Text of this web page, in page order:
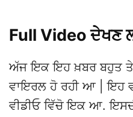
Full Video ਦੇਖਣ
ਅੱਜ ਇਕ ਇਹ ਖ਼ਬਰ ਬਹੁਤ
ਵਾਇਰਲ ਹੋ ਰਹੀ ਆ | ਇਹ
ਵੀਡੀਓ ਵਿੱਚੋ ਇਕ ਆ.